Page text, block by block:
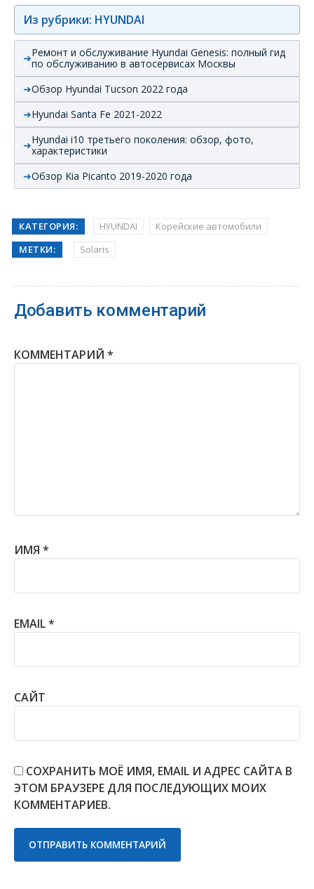
Из рубрики: HYUNDAI
Ремонт и обслуживание Hyundai Genesis: полный гид
по обслуживанию в автосервисах Москвы
Обзор Hyundai Tucson 2022 года
Hyundai Santa Fe 2021-2022
Hyundai i10 третьего поколения: обзор, фото,
характеристики
Обзор Kia Picanto 2019-2020 года
КАТЕГОРИЯ: HYUNDAI
Корейские автомобили
МЕТКИ:
Solaris
Добавить комментарий
КОММЕНТАРИЙ *
ИМЯ *
EMAIL*
САЙТ
СОХРАНИТЬ МОЁ ИМЯ, EMAIL И АДРЕС САЙТА В
ЭТОМ БРАУЗЕРЕ ДЛЯ ПОСЛЕДУЮЩИХ МОИХ
КОММЕНТАРИЕВ.